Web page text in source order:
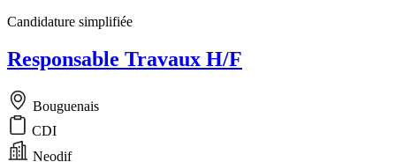
Candidature simplifiée
Responsable Travaux H/F
Bouguenais
CDI
Neodif